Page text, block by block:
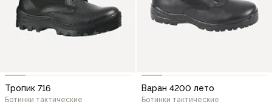
Тропик 716
Ботинки тактические
Варан 4200 лето
Ботинки тактические